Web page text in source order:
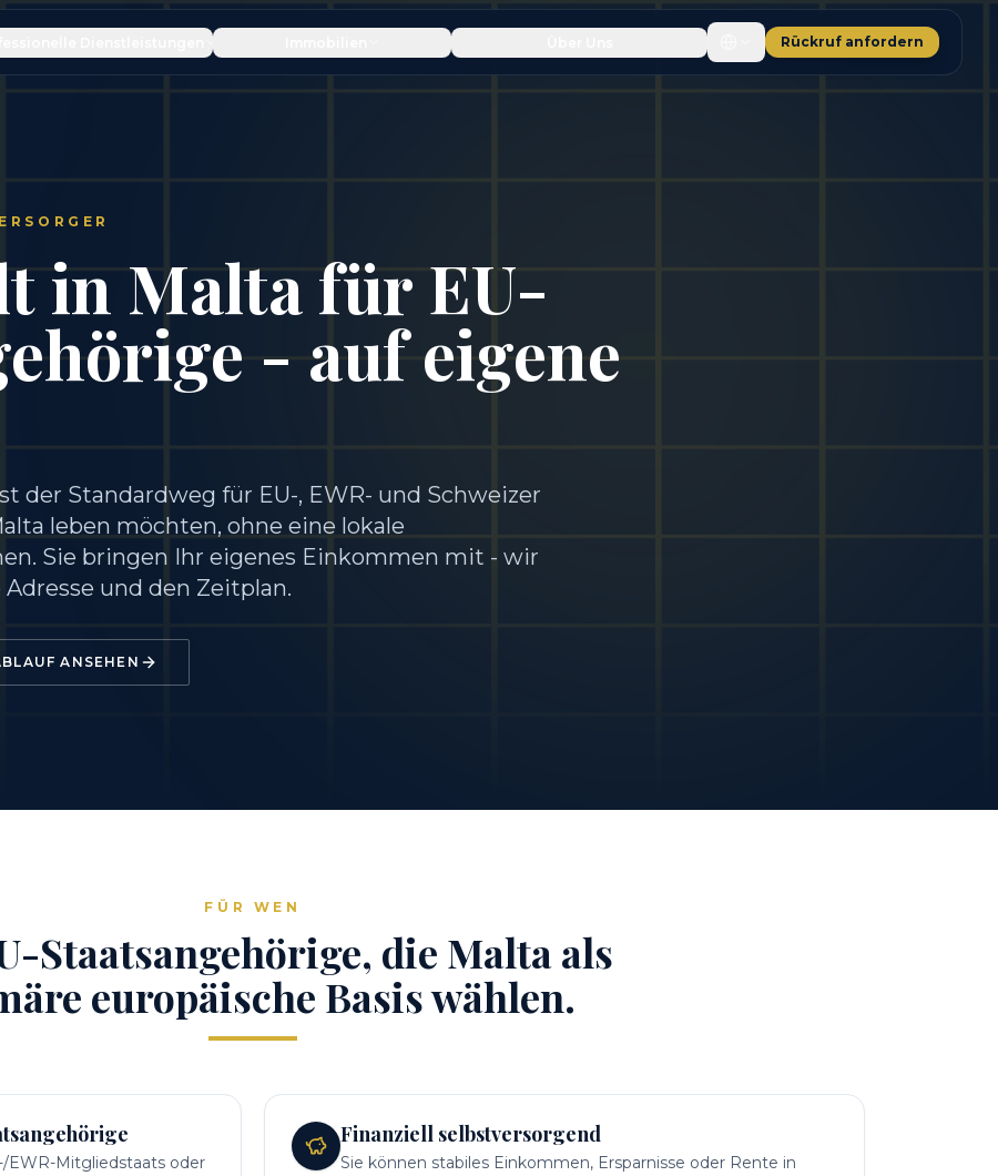
Dienstleistungen Rückruf anfordern
in Malta für EU-
- auf eigene
der Standardweg für EU-, EWR- und Schweizer
leben möchten, ohne eine lokale
Sie bringen Ihr eigenes Einkommen mit - wir
und den Zeitplan.
ANSEHEN
FÜR WEN
Staatsangehörige, die Malta als
europäische Basis wählen.
EWR-Mitgliedstaats oder
Finanziell selbstversorgend
Sie können stabiles Einkommen, Ersparnisse oder Rente in